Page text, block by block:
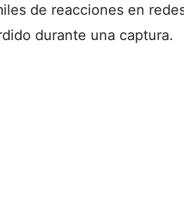
de reacciones en
durante una captura.